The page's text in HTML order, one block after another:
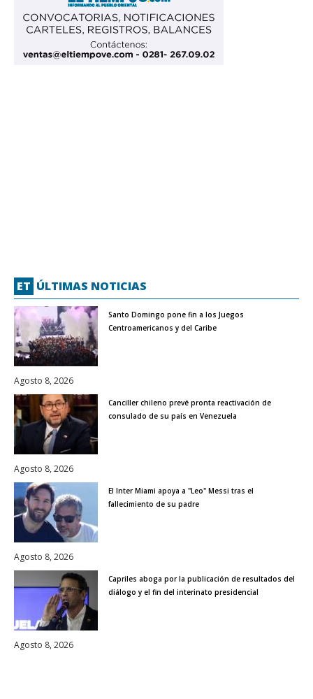
ET ÚLTIMAS NOTICIAS
Santo Domingo pone fin a los Juegos
Centroamericanos y del Caribe
Agosto 8, 2026
Canciller chileno prevé pronta reactivación de
consulado de su país en Venezuela
Agosto 8, 2026
El Inter Miami apoya a "Leo" Messi tras el
fallecimiento de su padre
Agosto 8, 2026
Capriles aboga por la publicación de resultados del
diálogo y el fin del interinato presidencial
Agosto 8, 2026